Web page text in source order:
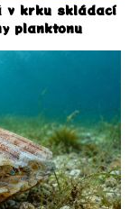
v krku skládací
planktonu